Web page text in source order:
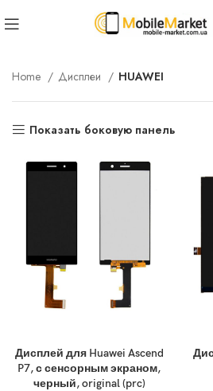
Home Дисплеи HUAWEI
Показать боковую панель
Дисплей для Huawei Ascend
P7, с сенсорным экраном,
черный, original (prc)